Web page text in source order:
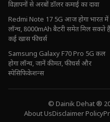
विज्ञापनों से अरबों डॉलर कमाई का दावा
Redmi Note 17 5G आज होगा भारत में
लॉन्च, 8000mAh बैटरी समेत मिल सकते हैं
कई खास फीचर्स
Samsung Galaxy F70 Pro 5G कल
होगा लॉन्च, जानें कीमत, फीचर्स और
स्पेसिफिकेशन्स
© Dainik Dehat ®
About UsDisclaimer Policy